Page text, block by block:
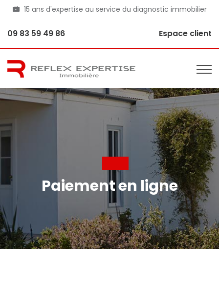
15 ans d'expertise au service du diagnostic immobilier
09 83 59 49 86 Espace client
Paiement en ligne